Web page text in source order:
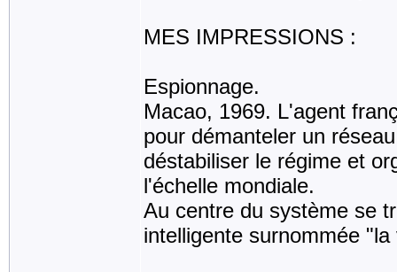
MES IMPRESSIONS :
Espionnage.
Macao, 1969. L'agent
pour démanteler un
déstabiliser le régime et
l'échelle mondiale.
Au centre du système se
intelligente surnommée "la